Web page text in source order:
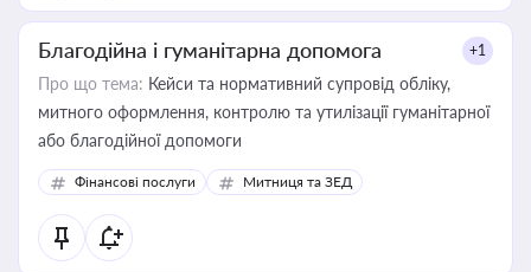
Благодійна і гуманітарна допомога +1
Про що тема: Кейси та нормативний супровід обліку,
митного оформлення, контролю та утилізації гуманітарної
або благодійної допомоги
Фінансові послуги Митниця та ЗЕД